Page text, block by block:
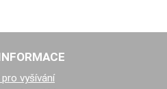
vyšívání